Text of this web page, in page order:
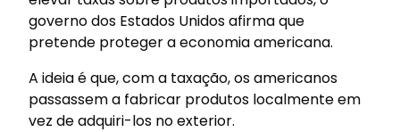
governo dos Estados Unidos afirma que
pretende proteger a economia americana.
A ideia é que, com a taxação, os americanos
passassem a fabricar produtos localmente em
vez de adquiri-los no exterior.